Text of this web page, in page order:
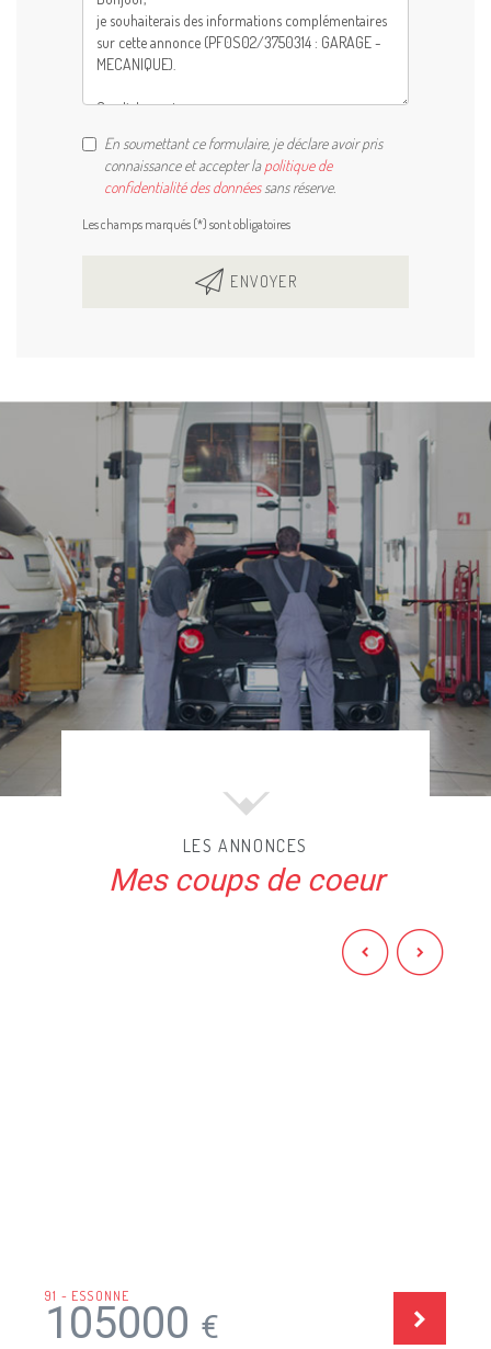
En soumettant ce formulaire, je déclare avoir pris
connaissance et accepter lapolitique de
confidentialité des donnéessans réserve.
Les champs marqués (*) sont obligatoires
ENVOYER
LES ANNONCES
Mes coups de coeur
91 - ESSONNE
105000 €